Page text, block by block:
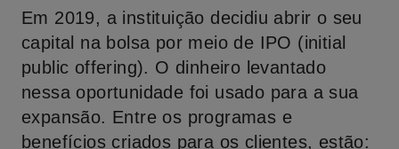
Em 2019, a instituição decidiu abrir o seu
capital na bolsa por meio de IPO (initial
public offering). O dinheiro levantado
nessa oportunidade foi usado para a sua
expansão. Entre os programas e
benefícios criados para os clientes, estão: